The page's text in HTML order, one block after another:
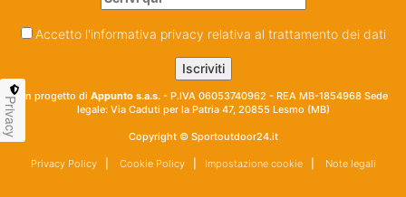
Accetto l'informativa privacy relativa al trattamento dei dati
Un progetto di Appunto s.a.s. - P.IVA 06053740962 - REA MB-1854968 Sede
legale: Via Caduti per la Patria 47, 20855 Lesmo (MB)
Copyright © Sportoutdoor24.it
Privacy Policy| Cookie Policy| Impostazione cookie| Note legali
Privacy